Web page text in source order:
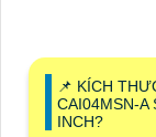
📌 KÍCH
CAI04MSN-A
INCH?